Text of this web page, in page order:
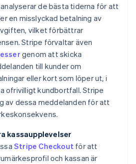
de bästa tiderna för att
en misslyckad betalning av
vilket förbättrar
Stripe förvaltar även
genom att skicka
till kunder om
eller kort som löper ut, i
ofrivilligt kundbortfall. Stripe
av dessa meddelanden för att
kassaupplevelser
Stripe Checkout för att
och kassan är